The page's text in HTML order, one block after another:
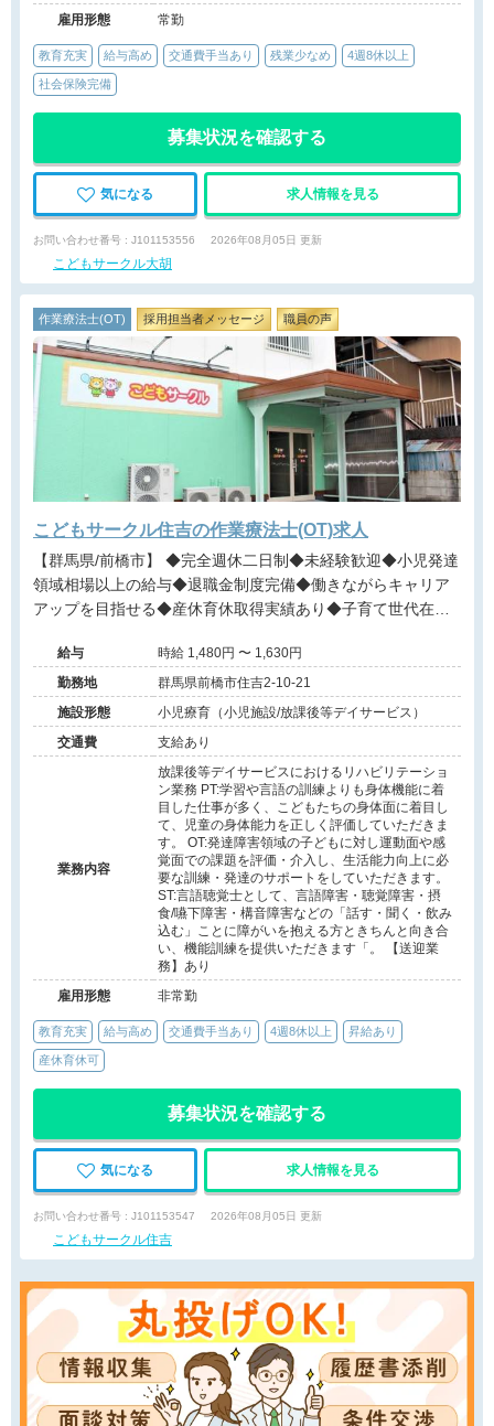
雇用形態
常勤
教育充実 給与高め 交通費手当あり 残業少なめ 4週8休以上
社会保険完備
募集状況を確認する
気になる 求人情報を見る
お問い合わせ番号 : J101153556 2026年08月05日 更新
こどもサークル大胡
作業療法士(OT) 採用担当者メッセージ 職員の声
こどもサークル住吉の作業療法士(OT)求人
【群馬県/前橋市】 ◆完全週休二日制◆未経験歓迎◆小児発達
領域相場以上の給与◆退職金制度完備◆働きながらキャリア
アップを目指せる◆産休育休取得実績あり◆子育て世代在籍
給与
時給 1,480円 〜 1,630円
勤務地
群馬県前橋市住吉2-10-21
施設形態
小児療育（小児施設/放課後等デイサービス）
交通費
支給あり
業務内容
放課後等デイサービスにおけるリハビリテーショ
ン業務 PT:学習や言語の訓練よりも身体機能に着
目した仕事が多く、こどもたちの身体面に着目し
て、児童の身体能力を正しく評価していただきま
す。 OT:発達障害領域の子どもに対し運動面や感
覚面での課題を評価・介入し、生活能力向上に必
要な訓練・発達のサポートをしていただきます。
ST:言語聴覚士として、言語障害・聴覚障害・摂
食/嚥下障害・構音障害などの「話す・聞く・飲み
込む」ことに障がいを抱える方ときちんと向き合
い、機能訓練を提供いただきます「。 【送迎業
務】あり
雇用形態
非常勤
教育充実 給与高め 交通費手当あり 4週8休以上 昇給あり
産休育休可
募集状況を確認する
気になる 求人情報を見る
お問い合わせ番号 : J101153547 2026年08月05日 更新
こどもサークル住吉